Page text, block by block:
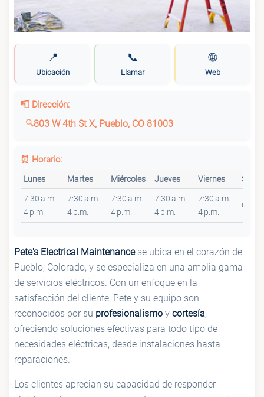
📍
Ubicación
📞
Llamar
🌐
Web
📮 Dirección:
803 W 4th St X, Pueblo, CO 81003
⏰ Horario:
Lunes Martes Miércoles Jueves Viernes
7:30 a.m.–
4 p.m.
7:30 a.m.–
4 p.m.
7:30 a.m.–
4 p.m.
7:30 a.m.–
4 p.m.
7:30 a.m.–
4 p.m.
Pete's Electrical Maintenancese ubica en el corazón de
Pueblo, Colorado, y se especializa en una amplia gama
de servicios eléctricos. Con un enfoque en la
satisfacción del cliente, Pete y su equipo son
reconocidos por su profesionalismo y cortesía,
ofreciendo soluciones efectivas para todo tipo de
necesidades eléctricas, desde instalaciones hasta
reparaciones.
Los clientes aprecian su capacidad de responder